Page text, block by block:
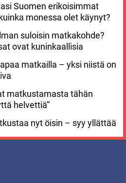
Suomen erikoisimmat
monessa olet käynyt?
suloisin matkakohde?
ovat kuninkaallisia
matkailla – yksi niistä on
matkustamasta tähän
helvettiä”
nyt öisin – syy yllättää